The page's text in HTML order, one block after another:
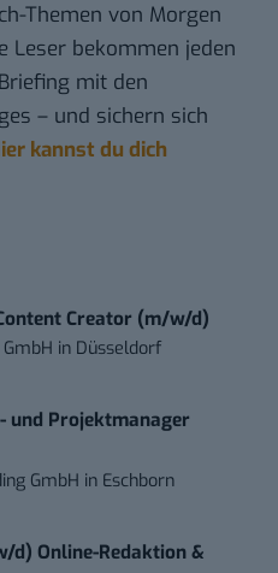
Themen von Morgen
Leser bekommen jeden
mit den
– und sichern sich
kannst du dich
Creator (m/w/d)
in Düsseldorf
und Projektmanager
GmbH in Eschborn
d) Online-Redaktion &